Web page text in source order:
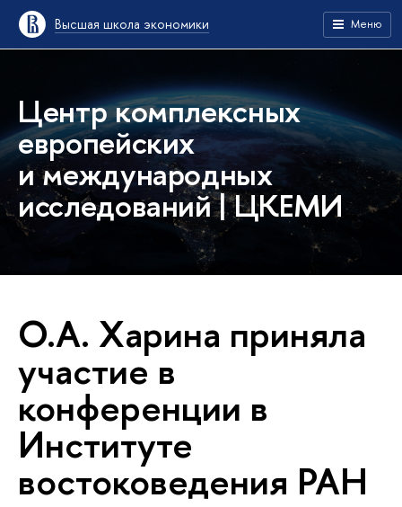
Высшая школа экономики Меню
Центр комплексных
европейских
и международных
исследований | ЦКЕМИ
О.А. Харина приняла
участие в
конференции в
Институте
востоковедения РАН